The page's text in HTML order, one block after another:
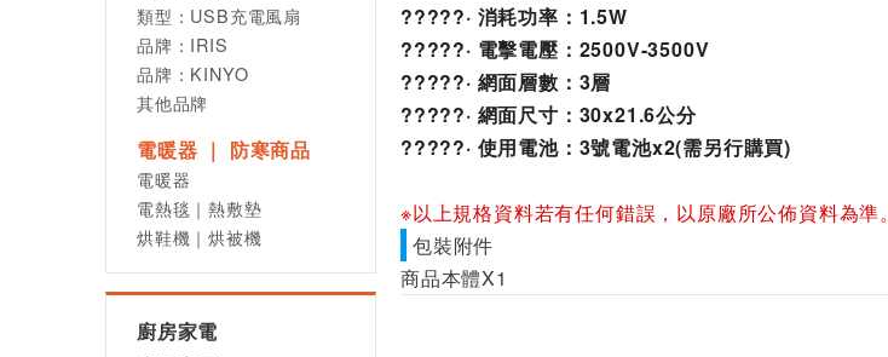
類型：USB充電風扇
品牌：IRIS
品牌：KINYO
其他品牌
電暖器 ｜ 防寒商品
電暖器
電熱毯｜熱敷墊
烘鞋機｜烘被機
廚房家電
?????· 消耗功率：1.5W
?????· 電擊電壓：2500V-3500V
?????· 網面層數：3層
?????· 網面尺寸：30x21.6公分
?????· 使用電池：3號電池x2(需另行購買)
※以上規格資料若有任何錯誤，以原廠所公佈資料為準。
包裝附件
商品本體X1